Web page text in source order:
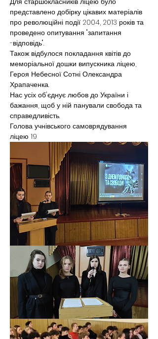
представлено добірку цікавих матеріалів
про революційні події 2004, 2013 років та
проведено опитування "запитання
-відповідь".
Також відбулося покладання квітів до
меморіальної дошки випускника ліцею,
Героя Небесної Сотні Олександра
Храпаченка.
Нас усіх об'єднує любов до України і
бажання, щоб у ній панували свобода та
справедливість.
Голова учнівського самоврядування
ліцею 19